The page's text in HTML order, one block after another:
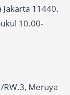
Jakarta 11440.
10.00-
RW.3, Meruya